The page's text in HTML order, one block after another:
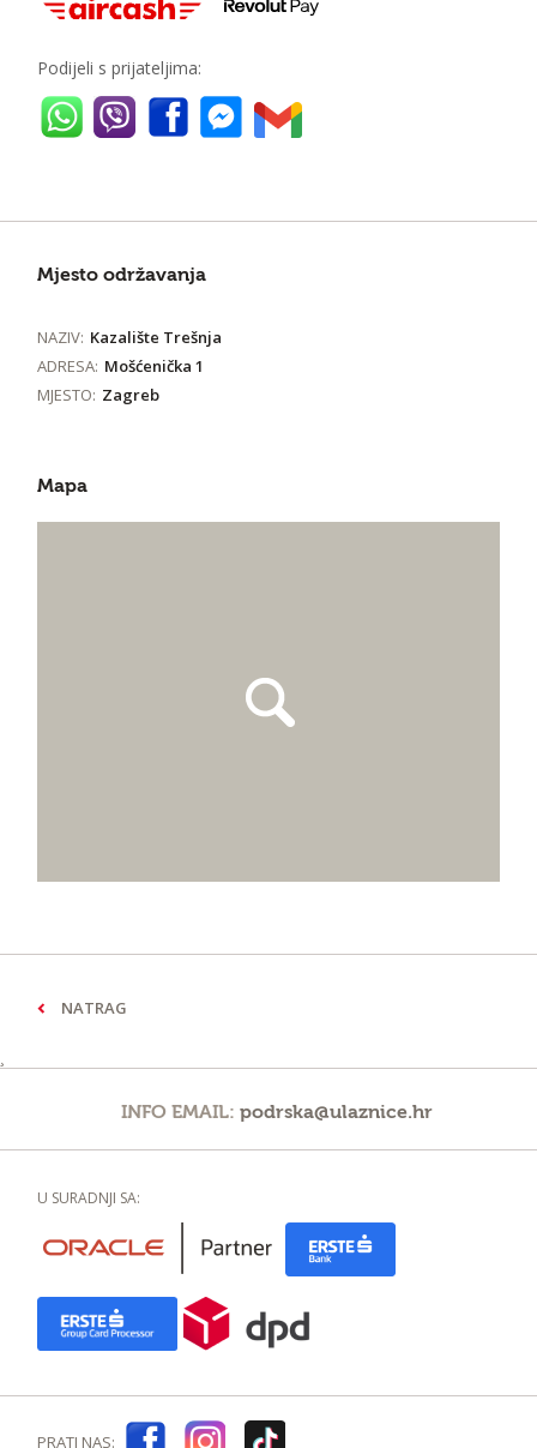
Podijeli s prijateljima:
Mjesto održavanja
NAZIV: Kazalište Trešnja
ADRESA: Mošćenička 1
MJESTO: Zagreb
Mapa
NATRAG
INFO EMAIL:podrska@ulaznice.hr
U SURADNJI SA:
PRATI NAS: